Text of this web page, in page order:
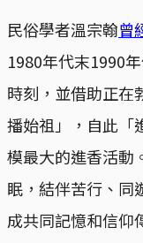
民俗學者溫宗翰曾
1980年代末1990
時刻，並借助正在
播始祖」，自此「
模最大的進香活動
眠，結伴苦行、同
成共同記憶和信仰